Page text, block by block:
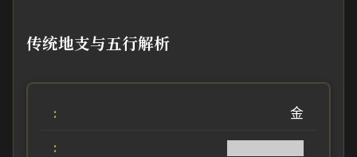
传统地支与五行解析
金